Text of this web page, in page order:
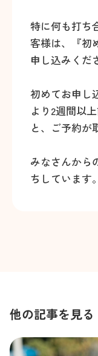
特に何も打ち
客様は、『初
申し込みくだ
初めてお申し
より2週間以
と、ご予約が
みなさんから
ちしています。
他の記事を見る